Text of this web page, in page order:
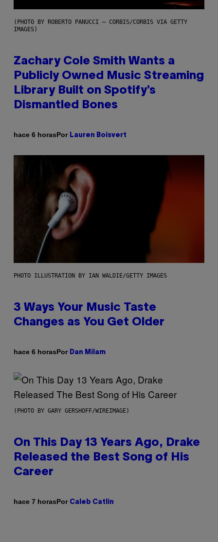
(PHOTO BY ROBERTO PANUCCI – CORBIS/CORBIS VIA GETTY
IMAGES)
Zachary Cole Smith Wants a
Publicly Owned Music Streaming
Library Built on Spotify’s
Dismantled Bones
hace 6 horasPor Lauren Boisvert
PHOTO ILLUSTRATION BY IAN WALDIE/GETTY IMAGES
3 Ways Your Music Taste
Changes as You Get Older
hace 6 horasPor Dan Milam
(PHOTO BY GARY GERSHOFF/WIREIMAGE)
On This Day 13 Years Ago, Drake
Released the Best Song of His
Career
hace 7 horasPor Caleb Catlin